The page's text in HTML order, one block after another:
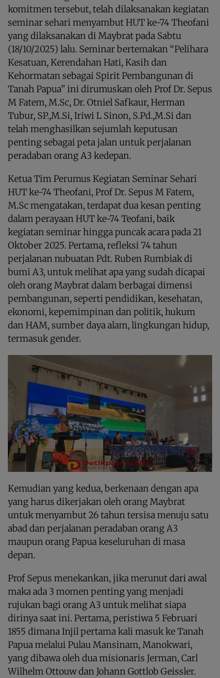
komitmen tersebut, telah dilaksanakan kegiatan
seminar sehari menyambut HUT ke-74 Theofani
yang dilaksanakan di Maybrat pada Sabtu
(18/10/2025) lalu. Seminar bertemakan “Pelihara
Kesatuan, Kerendahan Hati, Kasih dan
Kehormatan sebagai Spirit Pembangunan di
Tanah Papua” ini dirumuskan oleh Prof Dr. Sepus
M Fatem, M.Sc, Dr. Otniel Safkaur, Herman
Tubur, SP.,M.Si, Iriwi L Sinon, S.Pd.,M.Si dan
telah menghasilkan sejumlah keputusan
penting sebagai peta jalan untuk perjalanan
peradaban orang A3 kedepan.
Ketua Tim Perumus Kegiatan Seminar Sehari
HUT ke-74 Theofani, Prof Dr. Sepus M Fatem,
M.Sc mengatakan, terdapat dua kesan penting
dalam perayaan HUT ke-74 Teofani, baik
kegiatan seminar hingga puncak acara pada 21
Oktober 2025. Pertama, refleksi 74 tahun
perjalanan nubuatan Pdt. Ruben Rumbiak di
bumi A3, untuk melihat apa yang sudah dicapai
oleh orang Maybrat dalam berbagai dimensi
pembangunan, seperti pendidikan, kesehatan,
ekonomi, kepemimpinan dan politik, hukum
dan HAM, sumber daya alam, lingkungan hidup,
termasuk gender.
Kemudian yang kedua, berkenaan dengan apa
yang harus dikerjakan oleh orang Maybrat
untuk menyambut 26 tahun tersisa menuju satu
abad dan perjalanan peradaban orang A3
maupun orang Papua keseluruhan di masa
depan.
Prof Sepus menekankan, jika merunut dari awal
maka ada 3 momen penting yang menjadi
rujukan bagi orang A3 untuk melihat siapa
dirinya saat ini. Pertama, peristiwa 5 Februari
1855 dimana Injil pertama kali masuk ke Tanah
Papua melalui Pulau Mansinam, Manokwari,
yang dibawa oleh dua misionaris Jerman, Carl
Wilhelm Ottouw dan Johann Gottlob Geissler.